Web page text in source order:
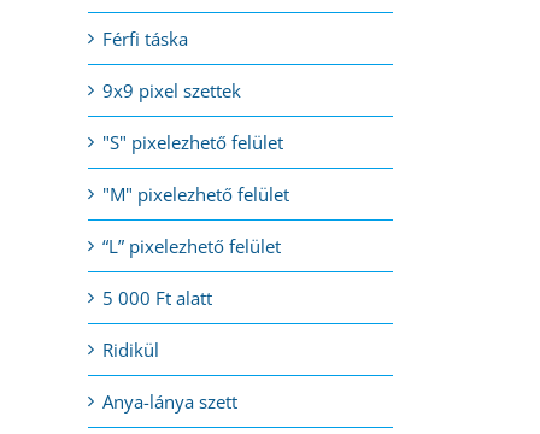
Férfi táska
9x9 pixel szettek
"S" pixelezhető felület
"M" pixelezhető felület
“L” pixelezhető felület
5 000 Ft alatt
Ridikül
Anya-lánya szett